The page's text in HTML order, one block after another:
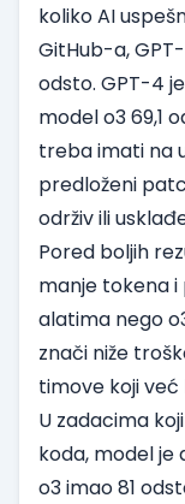
koliko AI
GitHub-a,
odsto. GPT-4
model o3 69,1
treba imati na
predloženi
održiv ili
Pored boljih
manje tokena
alatima nego
znači niže
timove koji
U zadacima
koda, model je
o3 imao 81